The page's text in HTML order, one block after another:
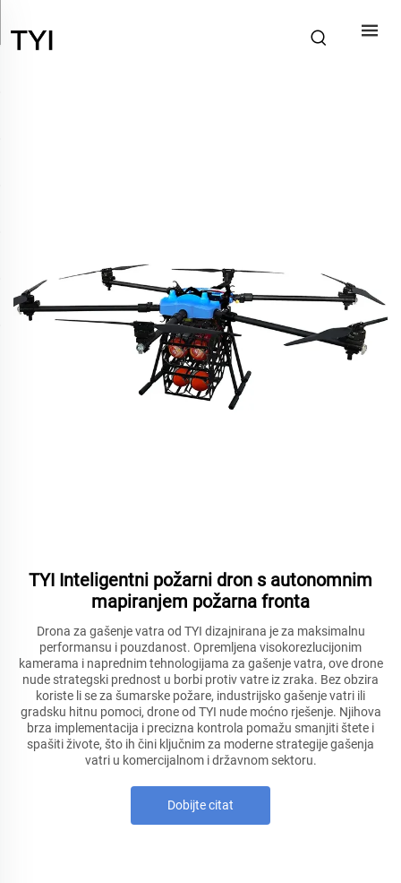
TYI Inteligentni požarni dron s autonomnim
mapiranjem požarna fronta
Drona za gašenje vatra od TYI dizajnirana je za maksimalnu
performansu i pouzdanost. Opremljena visokorezlucijonim
kamerama i naprednim tehnologijama za gašenje vatra, ove drone
nude strategski prednost u borbi protiv vatre iz zraka. Bez obzira
koriste li se za šumarske požare, industrijsko gašenje vatri ili
gradsku hitnu pomoci, drone od TYI nude moćno rješenje. Njihova
brza implementacija i precizna kontrola pomažu smanjiti štete i
spašiti živote, što ih čini ključnim za moderne strategije gašenja
vatri u komercijalnom i državnom sektoru.
Dobijte citat